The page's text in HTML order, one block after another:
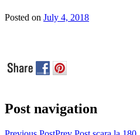
Posted on July 4, 2018
Post navigation